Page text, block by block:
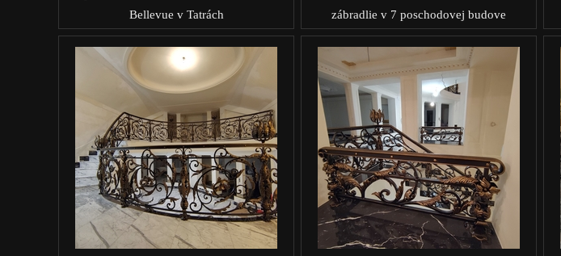
Bellevue v Tatrách
zábradlie v 7 poschodovej budove